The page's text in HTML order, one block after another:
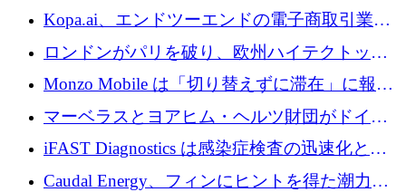
トラクチャ システムの拡張に 5,000 万ドルを
確保
Kopa.ai、エンドツーエンドの電子商取引業務
用の AI エージェントを構築するために 200
万ユーロを調達
ロンドンがパリを破り、欧州ハイテクトップ
の座を奪還
Monzo Mobile は「切り替えずに滞在」に報酬
を与える
マーベラスとヨアヒム・ヘルツ財団がドイツ
の商業化ギャップを埋めるために2,000万ユー
ロのディープテック基金を立ち上げる
iFAST Diagnostics は感染症検査の迅速化と抗
菌薬耐性への取り組みに 500 万ポンドを寄付
Caudal Energy、フィンにヒントを得た潮力発